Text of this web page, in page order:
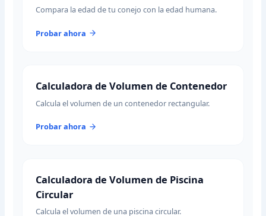
Compara la edad de tu conejo con la edad humana.
Probar ahora
Calculadora de Volumen de Contenedor
Calcula el volumen de un contenedor rectangular.
Probar ahora
Calculadora de Volumen de Piscina
Circular
Calcula el volumen de una piscina circular.